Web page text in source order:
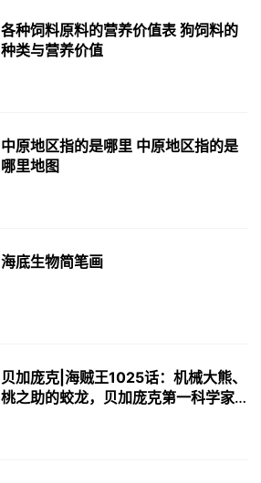
各种饲料原料的营养价值表 狗饲料的
种类与营养价值
中原地区指的是哪里 中原地区指的是
哪里地图
海底生物简笔画
贝加庞克|海贼王1025话：机械大熊、
桃之助的蛟龙，贝加庞克第一科学家